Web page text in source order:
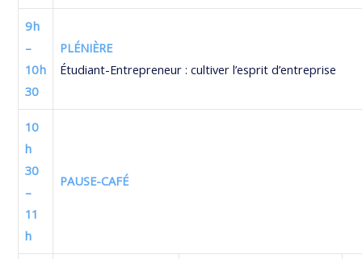
9 h
–
10 h
30
PLÉNIÈRE
Étudiant-Entrepreneur : cultiver l’esprit d’entreprise
10
h
30
–
11
h
PAUSE-CAFÉ